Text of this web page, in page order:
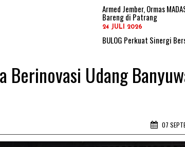
Armed Jember, Ormas
Bareng di Patrang
24 JULI 2026
BULOG Perkuat Sinergi
Berinovasi Udang
07